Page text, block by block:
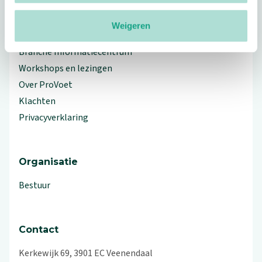
Weigeren
Branche Informatiecentrum
Workshops en lezingen
Over ProVoet
Klachten
Privacyverklaring
Organisatie
Bestuur
Contact
Kerkewijk 69, 3901 EC Veenendaal